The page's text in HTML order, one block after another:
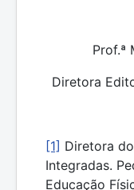
Prof.ª
Diretora
[1] Diretora
Integradas.
Educação